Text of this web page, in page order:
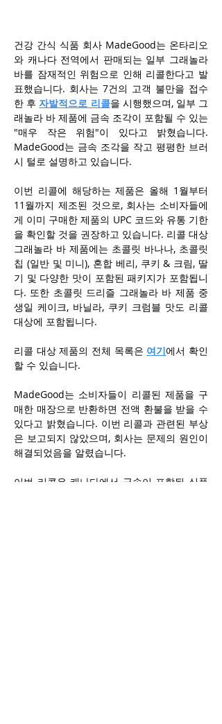
건강 간식 식품 회사 MadeGood는 온타리오
와 캐나다 전역에서 판매되는 일부 그래놀라
바를 잠재적인 위험으로 인해 리콜한다고 발
표했습니다. 회사는 7건의 고객 불만을 접수
한 후 자발적으로 리콜을 시행했으며, 일부 그
래놀라 바 제품에 금속 조각이 포함될 수 있는
"매우 작은 위험"이 있다고 밝혔습니다.
MadeGood는 금속 조각을 작고 평평한 브러
시 털로 설명하고 있습니다.
이번 리콜에 해당하는 제품은 올해 1월부터
11월까지 제조된 것으로, 회사는 소비자들에
게 이미 구매한 제품의 UPC 코드와 유통 기한
을 확인할 것을 권장하고 있습니다. 리콜 대상
그래놀라 바 제품에는 초콜릿 바나나, 초콜릿
칩 (일반 및 미니), 혼합 베리, 쿠키 & 크림, 딸
기 및 다양한 맛이 포함된 패키지가 포함됩니
다. 또한 초콜릿 드리즐 그래놀라 바 제품 중
생일 케이크, 바닐라, 쿠키 크럼블 맛도 리콜
대상에 포함됩니다.
리콜 대상 제품의 전체 목록은 여기에서 확인
할 수 있습니다.
MadeGood는 소비자들이 리콜된 제품을 구
매한 매장으로 반환하면 전액 환불을 받을 수
있다고 밝혔습니다. 이번 리콜과 관련된 부상
은 보고되지 않았으며, 회사는 문제의 원인이
해결되었음을 알렸습니다.
이번 리콜은 캐나다에서 금속이 포함된 식품